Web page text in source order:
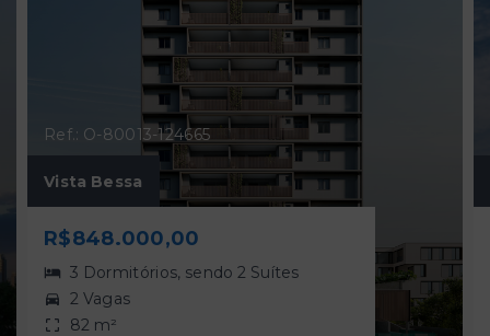
Ref.: O-80013-124665
Vista Bessa
R$848.000,00
3 Dormitórios, sendo 2 Suítes
2 Vagas
82 m²